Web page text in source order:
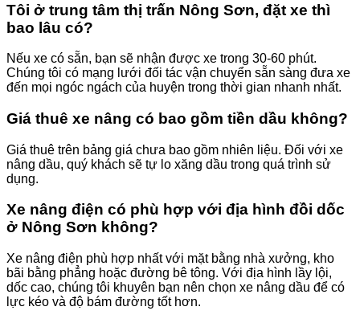
Tôi ở trung tâm thị trấn Nông Sơn, đặt xe thì
bao lâu có?
Nếu xe có sẵn, bạn sẽ nhận được xe trong 30-60 phút.
Chúng tôi có mạng lưới đối tác vận chuyển sẵn sàng đưa xe
đến mọi ngóc ngách của huyện trong thời gian nhanh nhất.
Giá thuê xe nâng có bao gồm tiền dầu không?
Giá thuê trên bảng giá chưa bao gồm nhiên liệu. Đối với xe
nâng dầu, quý khách sẽ tự lo xăng dầu trong quá trình sử
dụng.
Xe nâng điện có phù hợp với địa hình đồi dốc
ở Nông Sơn không?
Xe nâng điện phù hợp nhất với mặt bằng nhà xưởng, kho
bãi bằng phẳng hoặc đường bê tông. Với địa hình lầy lội,
dốc cao, chúng tôi khuyên bạn nên chọn xe nâng dầu để có
lực kéo và độ bám đường tốt hơn.